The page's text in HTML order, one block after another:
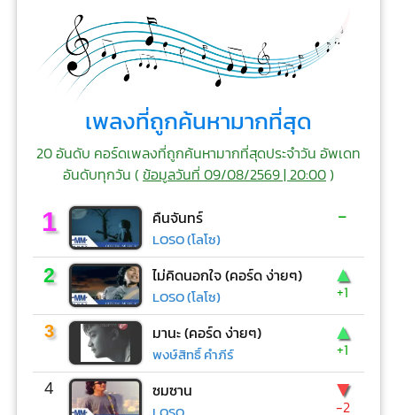
เพลงที่ถูกค้นหามากที่สุด
20 อันดับ คอร์ดเพลงที่ถูกค้นหามากที่สุดประจำวัน อัพเดท
อันดับทุกวัน (ข้อมูลวันที่ 09/08/2569 | 20:00)
1 คืนจันทร์
LOSO (โลโซ)
-
2 ไม่คิดนอกใจ (คอร์ด ง่ายๆ)
LOSO (โลโซ)
▲
+1
3 มานะ (คอร์ด ง่ายๆ)
พงษ์สิทธิ์ คำภีร์
▲
+1
4 ซมซาน ▼
-2